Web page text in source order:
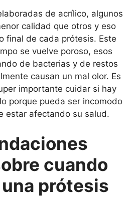
de acrílico, algunos
calidad que otros y eso
final de cada prótesis. Este
se vuelve poroso, esos
de bacterias y de restos
causan un mal olor. Es
importante cuidar si hay
porque pueda ser incomodo
estar afectando su salud.
cuando
prótesis